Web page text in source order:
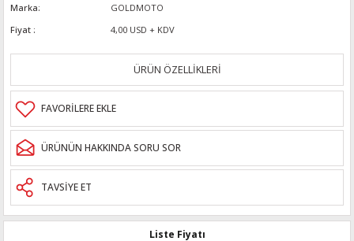
Marka
GOLDMOTO
Fiyat
4,00 USD + KDV
ÜRÜN ÖZELLİKLERİ
ÜRÜNÜN HAKKINDA SORU SOR
TAVSİYE ET
Liste Fiyatı